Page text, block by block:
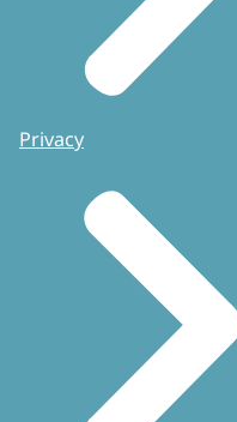
Privacy